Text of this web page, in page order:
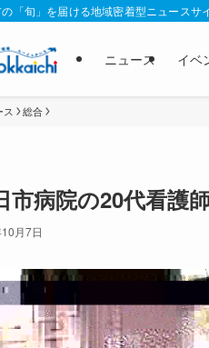
「旬」を届ける地域密着型ニュースサイ
ニュース イベ
ス 総合
市病院の20代看
月7日